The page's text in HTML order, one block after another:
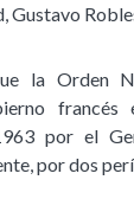
Gustavo
la Orden
francés
por el
por dos